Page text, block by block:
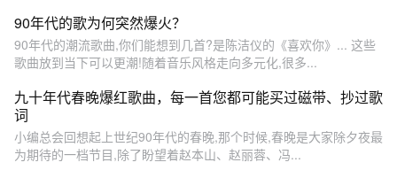
90年代的歌为何突然爆火？
90年代的潮流歌曲,你们能想到几首?是陈洁仪的《喜欢你》... 这些
歌曲放到当下可以更潮!随着音乐风格走向多元化,很多...
九十年代春晚爆红歌曲，每一首您都可能买过磁带、抄过歌
词
小编总会回想起上世纪90年代的春晚,那个时候,春晚是大家除夕夜最
为期待的一档节目,除了盼望着赵本山、赵丽蓉、冯...